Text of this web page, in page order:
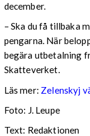
december.
– Ska du få tillbaka
pengarna. När
begära utbetalning
Skatteverket.
Läs mer: Zelenskyj
Foto: J. Leupe
Text: Redaktionen